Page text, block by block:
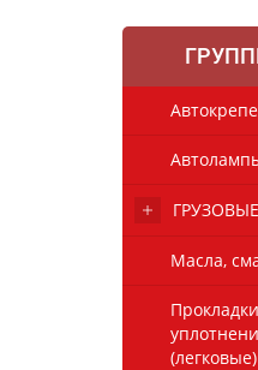
ГРУЗОВЫЕ
Масла,
(легковые)